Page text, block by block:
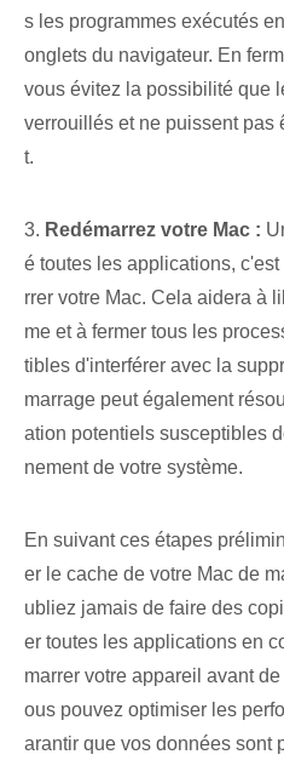
s les programmes exécutés
onglets du navigateur. En
vous évitez la possibilité que
verrouillés et ne puissent pas
t.
3. Redémarrez votre Mac :
é toutes les applications,
rrer votre Mac. Cela aidera à
me et à fermer tous les
tibles d'interférer avec la
marrage peut également
ation potentiels susceptibles
nement de votre système.
En suivant ces étapes
er le cache de votre Mac de
ubliez jamais de faire des
er toutes les applications en
marrer votre appareil avant
ous pouvez optimiser les
arantir que vos données sont